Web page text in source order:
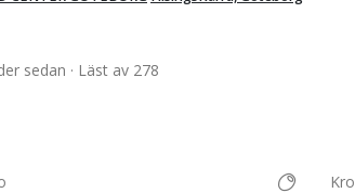
sedan · Läst av 278